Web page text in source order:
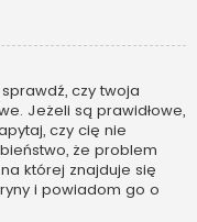
czy twoja
Jeżeli są prawidłowe,
czy cię nie
że problem
której znajduje się
i powiadom go o